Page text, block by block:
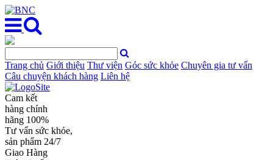
Trang chủ Giới thiệu Thư viện Góc sức khỏe Chuyên gia tư vấn
Câu chuyện khách hàng Liên hệ
Cam kết
hàng chính
hãng 100%
Tư vấn sức khỏe,
sản phẩm 24/7
Giao Hàng